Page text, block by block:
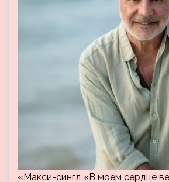
«Макси-сингл «В моем сердце